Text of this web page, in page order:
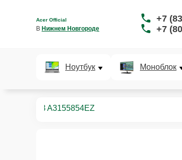
Acer Official
В Нижнем Новгороде
+7
+7
Ноутбук Моноблок
3 A3155854EZ